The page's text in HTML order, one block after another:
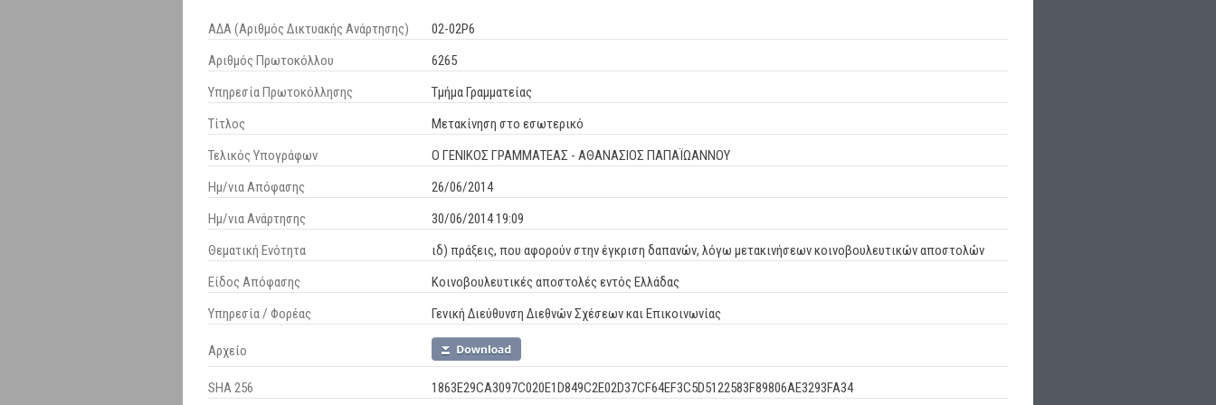
ΑΔΑ (Αριθμός Δικτυακής Ανάρτησης)
02-02Ρ6
Αριθμός Πρωτοκόλλου
6265
Υπηρεσία Πρωτοκόλλησης
Τμήμα Γραμματείας
Τίτλος
Μετακίνηση στο εσωτερικό
Τελικός Υπογράφων
Ο ΓΕΝΙΚΟΣ ΓΡΑΜΜΑΤΕΑΣ - ΑΘΑΝΑΣΙΟΣ ΠΑΠΑΪΩΑΝΝΟΥ
Ημ/νια Απόφασης
26/06/2014
Ημ/νια Ανάρτησης
30/06/2014 19:09
Θεματική Ενότητα
ιδ) πράξεις, που αφορούν στην έγκριση δαπανών, λόγω μετακινήσεων κοινοβουλευτικών αποστολών
Είδος Απόφασης
Κοινοβουλευτικές αποστολές εντός Ελλάδας
Υπηρεσία / Φορέας
Γενική Διεύθυνση Διεθνών Σχέσεων και Επικοινωνίας
Αρχείο
SHA 256 1863E29CA3097C020E1D849C2E02D37CF64EF3C5D5122583F89806AE3293FA34